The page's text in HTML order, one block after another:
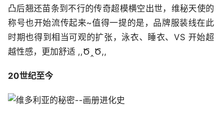
凸后翘还苗条到不行的传奇超模横空出世，维秘天使的
称号也开始流传起来~值得一提的是，品牌服装线在此
时期也得到相当可观的扩张，泳衣、睡衣、VS 开始超
越性感，更加舒适 ,,Ծ‸Ծ,,
20世纪至今